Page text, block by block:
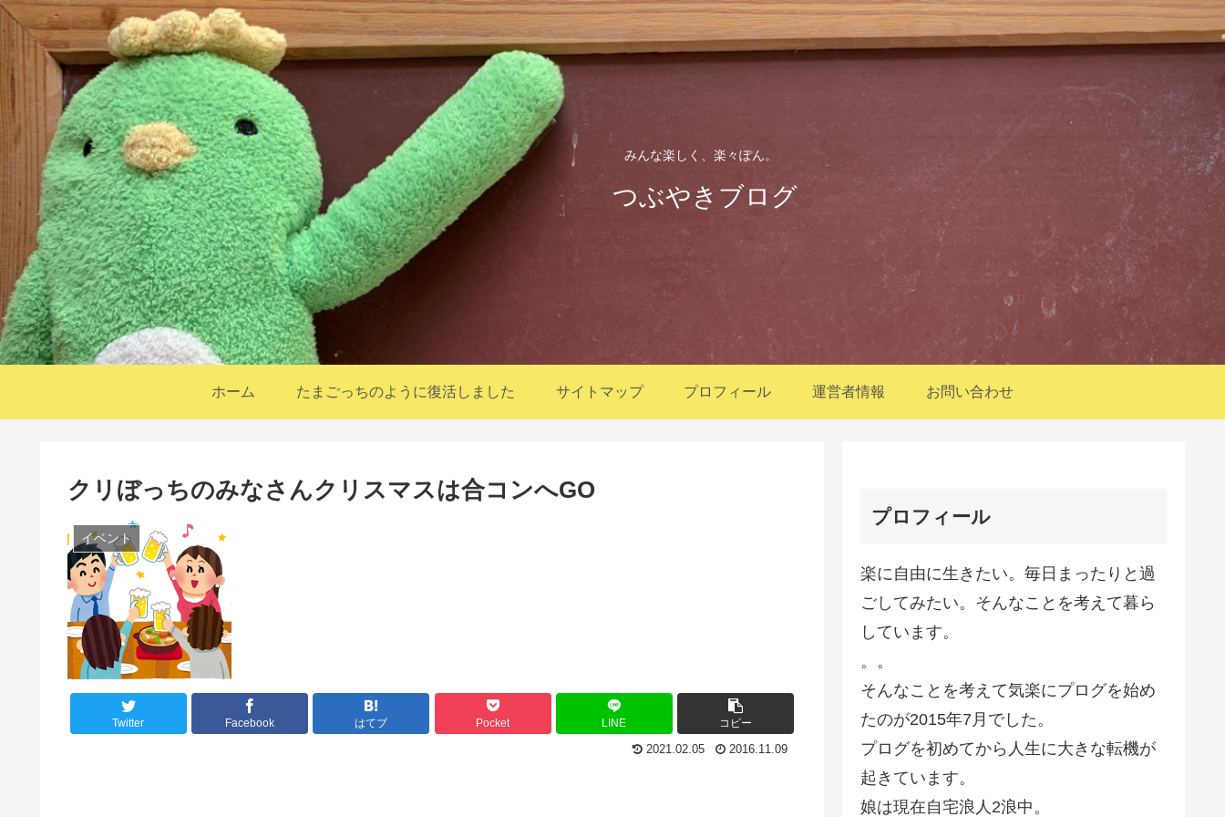
みんな楽しく、楽々ぽん。
つぶやきブログ
ホーム たまごっちのように復活しました サイトマップ プロフィール 運営者情報 お問い合わせ
クリぼっちのみなさんクリスマスは合コンへGO
イベント
Twitter Facebook はてブ Pocket LINE コピー
2021.02.05 2016.11.09
プロフィール
楽に自由に生きたい。毎日まったりと過
ごしてみたい。そんなことを考えて暮ら
しています。
。。
そんなことを考えて気楽にプログを始め
たのが2015年7月でした。
プログを初めてから人生に大きな転機が
起きています。
娘は現在自宅浪人2浪中。